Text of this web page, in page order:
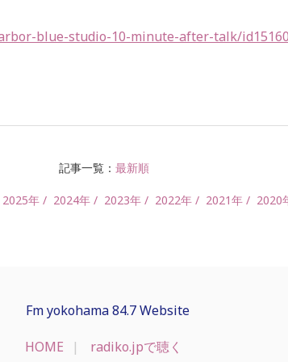
blue-studio-10-minute-after-talk/
記事一覧： 最新順
2025年 2024年 2023年 2022年 2021年 2020
Fm yokohama 84.7 Website
HOME radiko.jpで聴く